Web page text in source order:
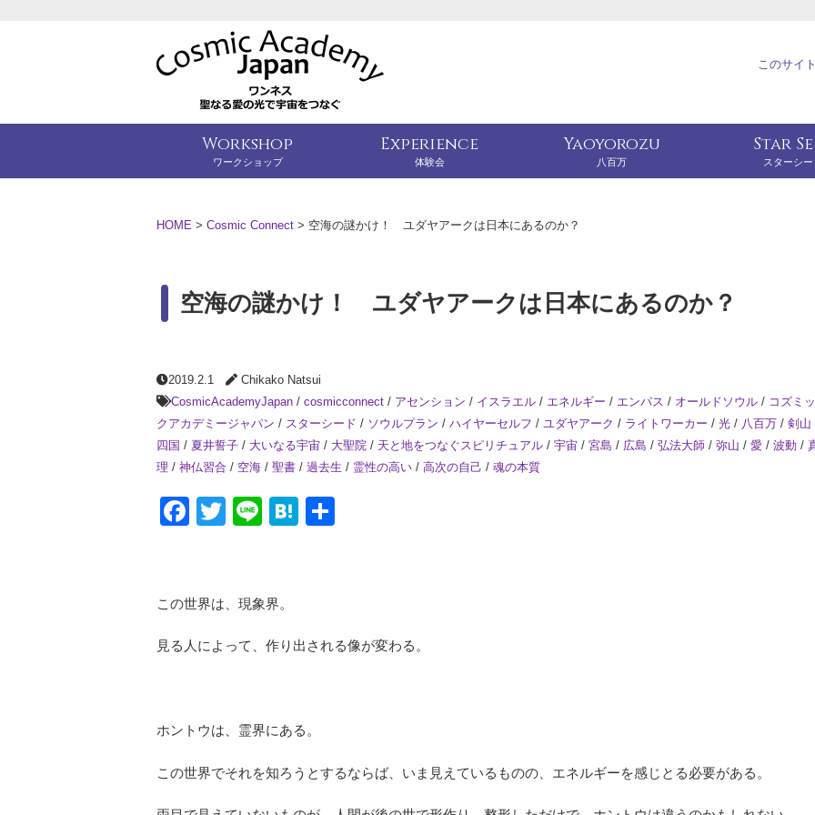
このサイ
Workshop
ワークショップ
Experience
体験会
Yaoyorozu
八百万
Star
スターシー
HOME > Cosmic Connect > 空海の謎かけ！ ユダヤアークは日本にあるのか？
空海の謎かけ！ ユダヤアークは日本にあるのか？
2019.2.1
Chikako Natsui
CosmicAcademyJapan / cosmicconnect / アセンション / イスラエル / エネルギー / エンパス / オールドソウル / コズミッ
クアカデミージャパン / スターシード / ソウルプラン / ハイヤーセルフ / ユダヤアーク / ライトワーカー / 光 / 八百万 / 剣山
四国 / 夏井誓子 / 大いなる宇宙 / 大聖院 / 天と地をつなぐスピリチュアル / 宇宙 / 宮島 / 広島 / 弘法大師 / 弥山 / 愛 / 波動 /
理 / 神仏習合 / 空海 / 聖書 / 過去生 / 霊性の高い / 高次の自己 / 魂の本質
Facebook
Twitter
LineHatena
この世界は、現象界。
見る人によって、作り出される像が変わる。
ホントウは、霊界にある。
この世界でそれを知ろうとするならば、いま見えているものの、エネルギーを感じとる必要がある。